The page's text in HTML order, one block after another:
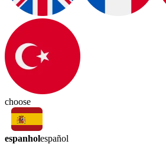
choose
espanholespañol